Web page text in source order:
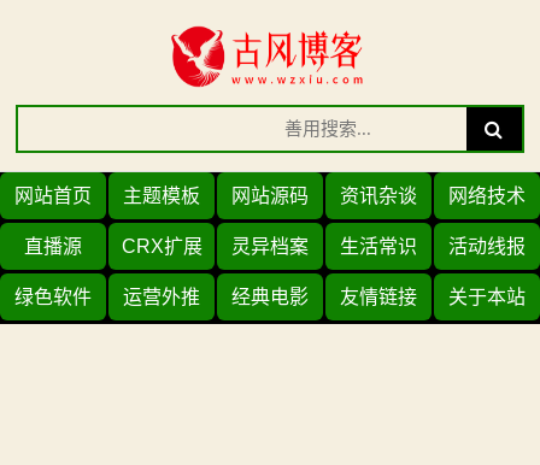
Search
for:
Search
网站首页 主题模板 网站源码 资讯杂谈 网络技术
直播源 CRX扩展 灵异档案 生活常识 活动线报
绿色软件 运营外推 经典电影 友情链接 关于本站